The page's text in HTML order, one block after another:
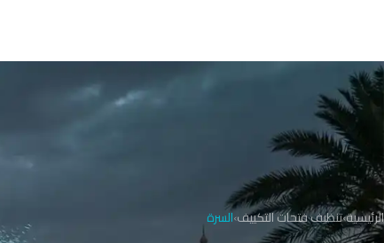
الرئيسية›تنظيف فتحات التكييف›السرة